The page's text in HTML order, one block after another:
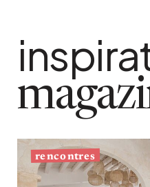
rencontres